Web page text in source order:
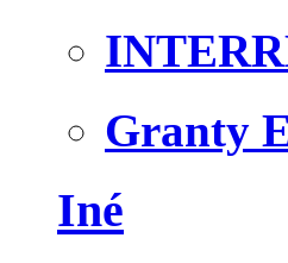
Granty
Iné